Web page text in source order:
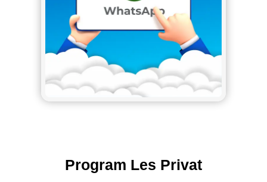
Program Les Privat